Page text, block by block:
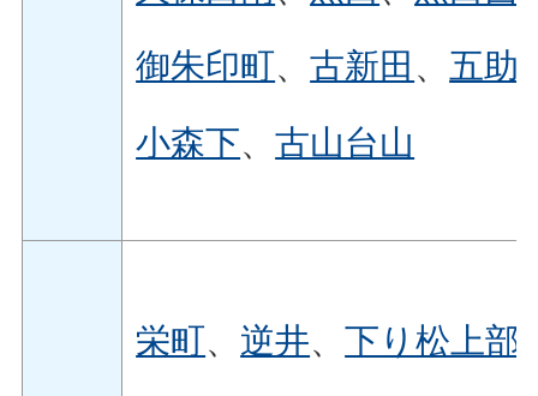
御朱印町、古新田 、 五助
小森下、古山台山
栄町、 逆井、下り松上部